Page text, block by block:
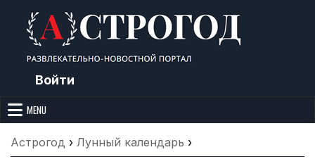
content
Войти
Астрогод: Праздники сегодня,
Лунный календарь, Приметы,
Что нельзя делать, Гороскопы и
Сонник
приметы, точный гороскоп и толкование снов. Читайте, что можно и
MENU
Астрогод › Лунный календарь ›